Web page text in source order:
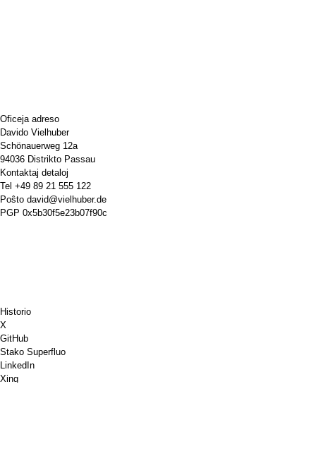
Oficeja adreso
Davido Vielhuber
Schönauerweg 12a
94036 Distrikto Passau
Kontaktaj detaloj
Tel +49 89 21 555 122
Poŝto david@vielhuber.de
PGP 0x5b30f5e23b07f90c
Historio
X
GitHub
Stako Superfluo
LinkedIn
Xing